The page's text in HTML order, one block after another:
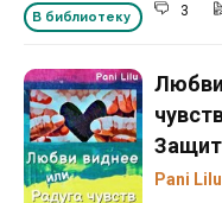
В библиотеку 3
Любви
Pani Lilu